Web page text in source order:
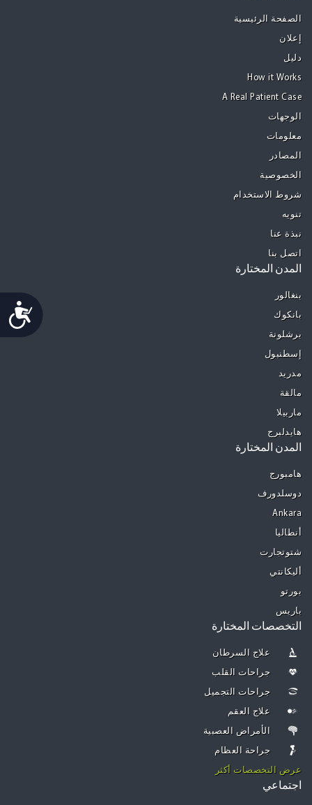
Accessibility
الصفحة الرئيسية
إعلان
دليل
How it Works
A Real Patient Case
الوجهات
معلومات
المصادر
الخصوصية
شروط الاستخدام
تنويه
نبذة عنا
اتصل بنا
المدن المختارة
بنغالور
بانكوك
برشلونة
إسطنبول
مدريد
مالقة
ماربيلا
هايدلبرج
المدن المختارة
هامبورج
دوسلدورف
Ankara
أنطاليا
شتوتجارت
أليكانتي
بورتو
باريس
التخصصات المختارة
علاج السرطان
جراحات القلب
جراحات التجميل
علاج العقم
الأمراض العصبية
جراحة العظام
عرض التخصصات أكثر
اجتماعي